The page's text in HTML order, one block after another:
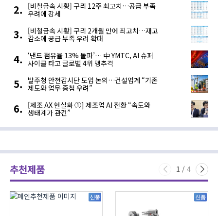
[비철금속 시황] 구리 12주 최고치…공급 부족
우려에 강세
[비철금속 시황] 구리 2개월 만에 최고치…재고
감소에 공급 부족 우려 확대
‘낸드 점유율 13% 돌파’… 中 YMTC, AI 슈퍼
사이클 타고 글로벌 4위 맹추격
발주청 안전감시단 도입 논의…건설업계 “기존
제도와 업무 중첩 우려”
[제조 AX 현실화 ①] 제조업 AI 전환 “속도와
생태계가 관건”
추천제품 1 / 4
신품 신품